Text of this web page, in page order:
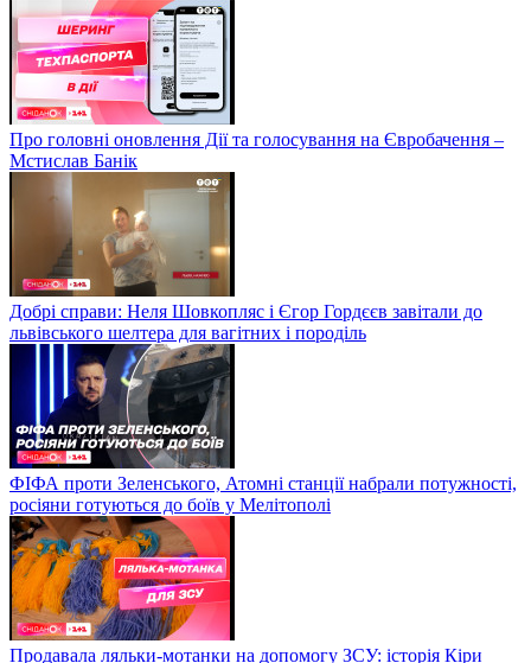
Про головні оновлення Дії та голосування на Євробачення –
Мстислав Банік
Добрі справи: Неля Шовкопляс і Єгор Гордєєв завітали до
львівського шелтера для вагітних і породіль
ФІФА проти Зеленського, Атомні станції набрали потужності,
росіяни готуються до боїв у Мелітополі
Продавала ляльки-мотанки на допомогу ЗСУ: історія Кіри